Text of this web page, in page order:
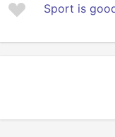
Sport is